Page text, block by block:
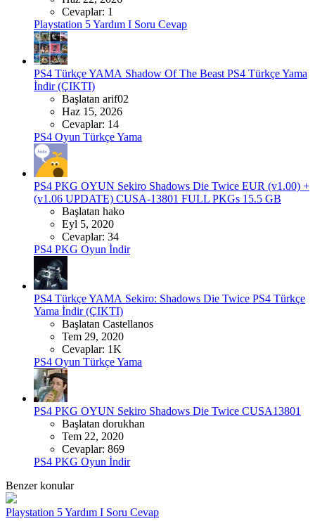
Cevaplar: 1
Playstation 5 Yardım I Soru Cevap
PS4 Türkçe YAMA Shadow Of The Beast PS4 Türkçe Yama
İndir (ÇIKTI)
Başlatan arif02
Haz 15, 2026
Cevaplar: 14
PS4 Oyun Türkçe Yama
PS4 PKG OYUN Sekiro Shadows Die Twice EUR (v1.00) +
(v1.06 UPDATE) CUSA-13801 FULL PKGs 15.5 GB
Başlatan hako
Eyl 5, 2020
Cevaplar: 34
PS4 PKG Oyun İndir
PS4 Türkçe YAMA Sekiro: Shadows Die Twice PS4 Türkçe
Yama İndir (ÇIKTI)
Başlatan Castellanos
Tem 29, 2020
Cevaplar: 1K
PS4 Oyun Türkçe Yama
PS4 PKG OYUN Sekiro Shadows Die Twice CUSA13801
Başlatan dorukhan
Tem 22, 2020
Cevaplar: 869
PS4 PKG Oyun İndir
Benzer konular
Playstation 5 Yardım I Soru Cevap